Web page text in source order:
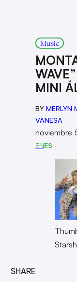
Music
MINI
BY MERLYN
VANESA
noviembre
ENES
SHARE